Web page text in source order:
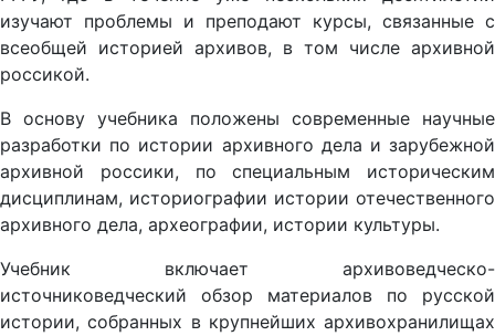
изучают проблемы и преподают курсы, связанные с
всеобщей историей архивов, в том числе архивной
россикой.
В основу учебника положены современные научные
разработки по истории архивного дела и зарубежной
архивной россики, по специальным историческим
дисциплинам, историографии истории отечественного
архивного дела, археографии, истории культуры.
Учебник включает архивоведческо-
источниковедческий обзор материалов по русской
истории, собранных в крупнейших архивохранилищах